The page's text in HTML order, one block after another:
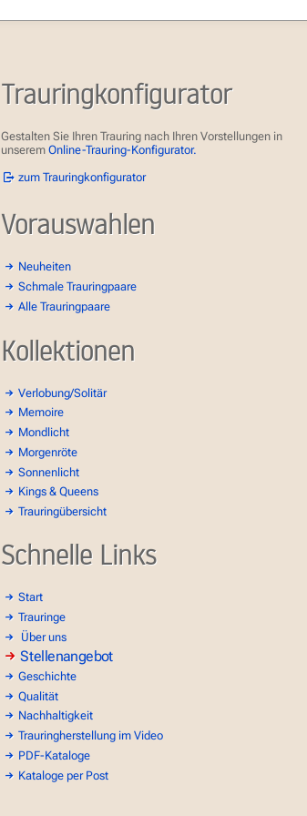
Trauringkonfigurator
Gestalten Sie Ihren Trauring nach Ihren Vorstellungen in
unserem Online-Trauring-Konfigurator.
zum Trauringkonfigurator
Vorauswahlen
Neuheiten
Schmale Trauringpaare
Alle Trauringpaare
Kollektionen
Verlobung/Solitär
Memoire
Mondlicht
Morgenröte
Sonnenlicht
Kings & Queens
Trauringübersicht
Schnelle Links
Start
Trauringe
Über uns
Stellenangebot
Geschichte
Qualität
Nachhaltigkeit
Trauringherstellung im Video
PDF-Kataloge
Kataloge per Post